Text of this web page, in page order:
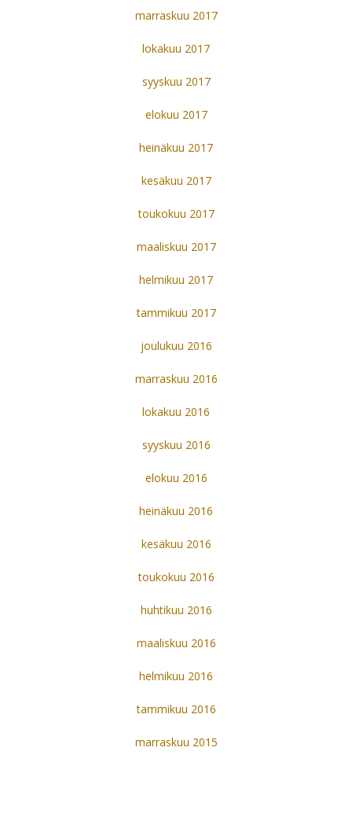
marraskuu 2017
lokakuu 2017
syyskuu 2017
elokuu 2017
heinäkuu 2017
kesäkuu 2017
toukokuu 2017
maaliskuu 2017
helmikuu 2017
tammikuu 2017
joulukuu 2016
marraskuu 2016
lokakuu 2016
syyskuu 2016
elokuu 2016
heinäkuu 2016
kesäkuu 2016
toukokuu 2016
huhtikuu 2016
maaliskuu 2016
helmikuu 2016
tammikuu 2016
marraskuu 2015